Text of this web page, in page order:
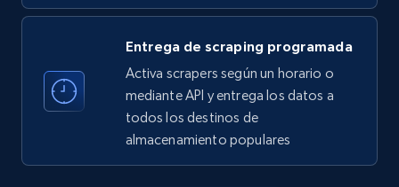
verified, and more.
3.5K+ Prueba gratuita
Crunchbase companies information
Entrega de scraping programada
Activa scrapers según un horario o
mediante API y entrega los datos a
todos los destinos de
almacenamiento populares